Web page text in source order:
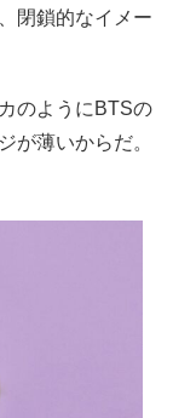
閉鎖的なイメー
のようにBTSの
が薄いからだ。